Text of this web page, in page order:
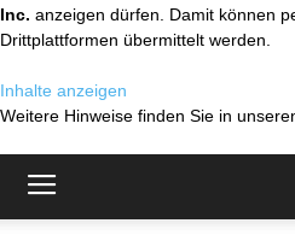
Inc. anzeigen dürfen. Damit können
Drittplattformen übermittelt werden.
Inhalte anzeigen
Weitere Hinweise finden Sie in